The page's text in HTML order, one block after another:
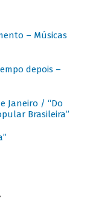
– Músicas
depois –
Janeiro / “Do
Brasileira”